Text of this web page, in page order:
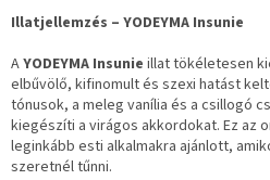
Illatjellemzés – YODEYMA Insunie
AYODEYMA Insunie illat tökéletesen
elbűvölő, kifinomult és szexi hatást
tónusok, a meleg vanília és a csillogó
kiegészíti a virágos akkordokat. Ez az
leginkább esti alkalmakra ajánlott,
szeretnél tűnni.